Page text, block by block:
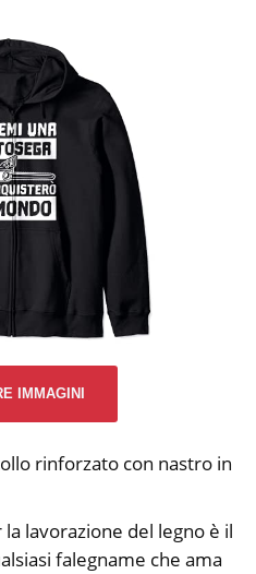
IMMAGINI
rinforzato con nastro in
lavorazione del legno è il
falegname che ama